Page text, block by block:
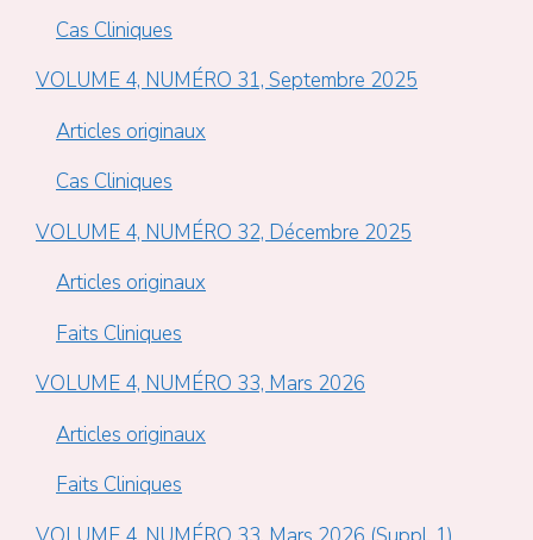
Cas Cliniques
VOLUME 4, NUMÉRO 31, Septembre 2025
Articles originaux
Cas Cliniques
VOLUME 4, NUMÉRO 32, Décembre 2025
Articles originaux
Faits Cliniques
VOLUME 4, NUMÉRO 33, Mars 2026
Articles originaux
Faits Cliniques